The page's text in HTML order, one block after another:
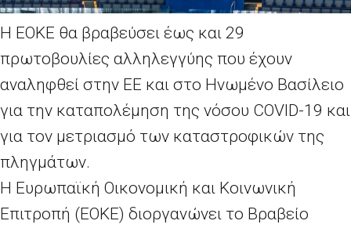
Η ΕΟΚΕ θα βραβεύσει έως και 29
πρωτοβουλίες αλληλεγγύης που έχουν
αναληφθεί στην ΕΕ και στο Ηνωμένο Βασίλειο
για την καταπολέμηση της νόσου COVID-19 και
για τον μετριασμό των καταστροφικών της
πληγμάτων.
Η Ευρωπαϊκή Οικονομική και Κοινωνική
Επιτροπή (ΕΟΚΕ) διοργανώνει το Βραβείο